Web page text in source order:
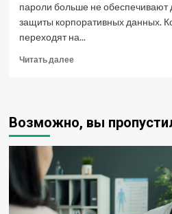
пароли больше не обеспечивают
защиты корпоративных данных.
переходят на...
Читать далееПрочитать
современный
информационной
безопасности
Возможно, вы